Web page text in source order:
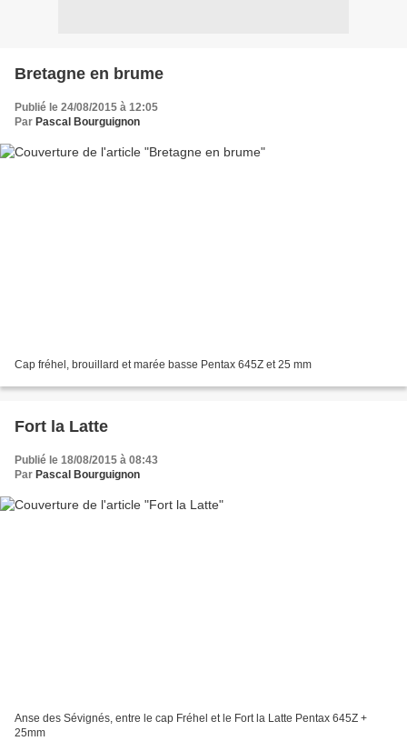
Bretagne en brume
Publié le 24/08/2015 à 12:05
Par Pascal Bourguignon
Cap fréhel, brouillard et marée basse Pentax 645Z et 25 mm
Fort la Latte
Publié le 18/08/2015 à 08:43
Par Pascal Bourguignon
Anse des Sévignés, entre le cap Fréhel et le Fort la Latte Pentax 645Z +
25mm